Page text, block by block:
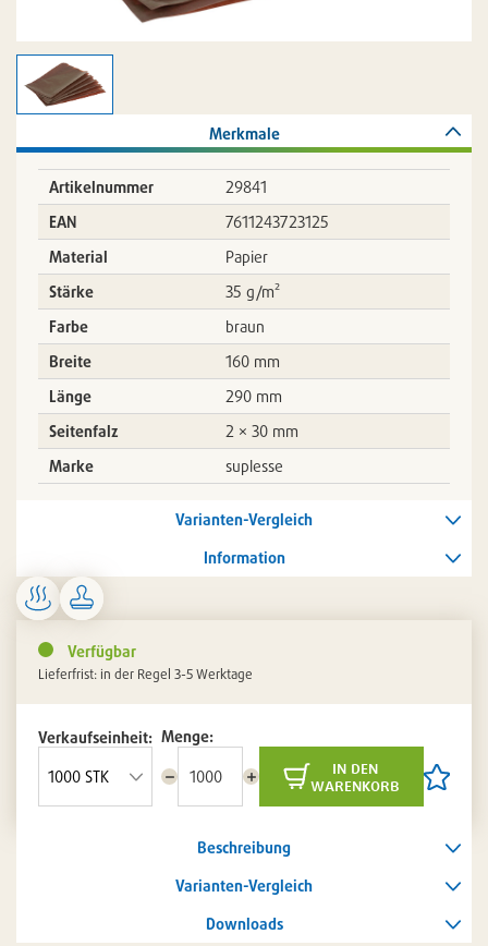
Merkmale
Artikelnummer
29841
EAN
7611243723125
Material
Papier
Stärke
35 g/m²
Farbe
braun
Breite
160 mm
Länge
290 mm
Seitenfalz
2 × 30 mm
Marke
suplesse
Varianten-Vergleich
Information
Verfügbar
Lieferfrist: in der Regel 3-5 Werktage
Verkaufseinheit: Menge:
Menge
Menge
in den
warenkorb
Artikel
setzen
Beschreibung
Varianten-Vergleich
Downloads